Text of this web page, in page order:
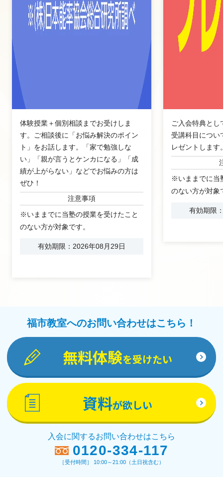
体験授業＋個別相談までお受けしま
す。ご相談後に「お悩み解決のポイン
ト」をお話します。「家で勉強しな
い」「親が言うとケンカになる」「成
績が上がらない」などでお悩みの方は
ぜひ！
注意事項
※いままでに当塾の授業を受けたこと
のない方が対象です。
有効期限：2026年08月29日
ご入会特典とし
受講科目につい
レゼントします
※いままでに当
のない方が対象
有効期限
福市教室へのお問い合わせはこちら！
無料体験を受けたい
資料が欲しい
入会に関するお問い合わせはこちら
0120-334-117
［受付時間］ 10:00～21:00（土日祝含む）